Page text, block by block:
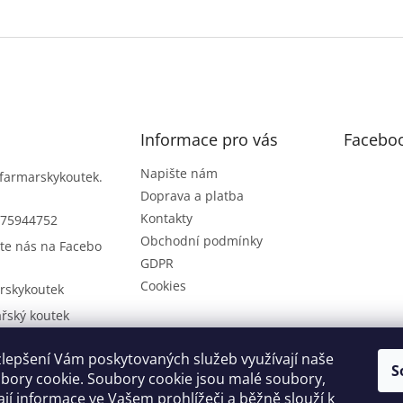
Vám poskytovaných služeb využívají naše
cookie. Soubory cookie jsou malé soubory,
informace ve Vašem prohlížeči a běžně slouží k
farmarskykoutek.
nás na Facebo
koutek
koutek na Y
Informace pro vás
Napište nám
Doprava a platba
Kontakty
Obchodní podmínky
GDPR
Cookies